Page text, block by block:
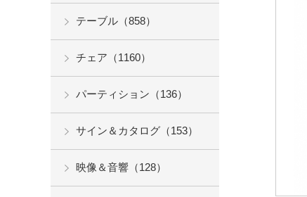
テーブル（858）
チェア（1160）
パーティション（136）
サイン＆カタログ（153）
映像＆音響（128）